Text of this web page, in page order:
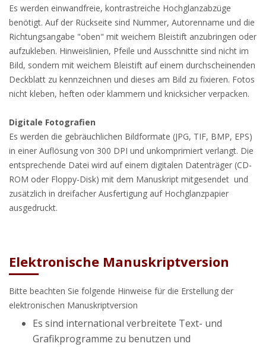
Es werden einwandfreie, kontrastreiche Hochglanzabzüge
benötigt. Auf der Rückseite sind Nummer, Autorenname und die
Richtungsangabe "oben" mit weichem Bleistift anzubringen oder
aufzukleben. Hinweislinien, Pfeile und Ausschnitte sind nicht im
Bild, sondern mit weichem Bleistift auf einem durchscheinenden
Deckblatt zu kennzeichnen und dieses am Bild zu fixieren. Fotos
nicht kleben, heften oder klammern und knicksicher verpacken.
Digitale Fotografien
Es werden die gebräuchlichen Bildformate (JPG, TIF, BMP, EPS)
in einer Auflösung von 300 DPI und unkomprimiert verlangt. Die
entsprechende Datei wird auf einem digitalen Datenträger (CD-
ROM oder Floppy-Disk) mit dem Manuskript mitgesendet und
zusätzlich in dreifacher Ausfertigung auf Hochglanzpapier
ausgedruckt.
Elektronische Manuskriptversion
Bitte beachten Sie folgende Hinweise für die Erstellung der
elektronischen Manuskriptversion
Es sind international verbreitete Text- und
Grafikprogramme zu benutzen und